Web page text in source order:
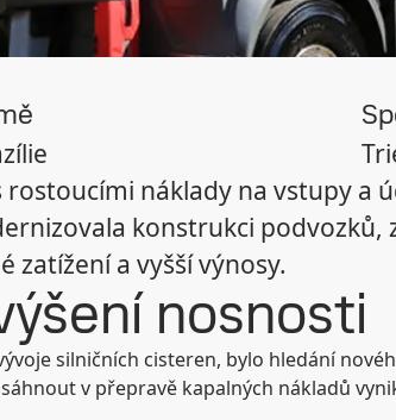
rostoucími náklady na vstupy a
konstrukci podvozků,
zatížení a vyšší výnosy.
nosnosti
silničních cisteren, bylo hledání
v přepravě kapalných nákladů